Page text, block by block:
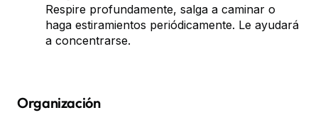
Respire profundamente, salga a caminar o
haga estiramientos periódicamente. Le ayudará
a concentrarse.
Organización